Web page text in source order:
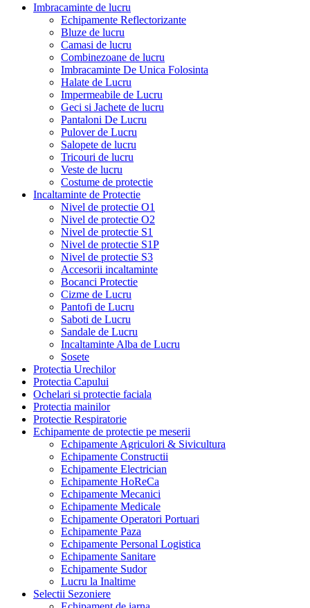
Imbracaminte de lucru
Echipamente Reflectorizante
Bluze de lucru
Camasi de lucru
Combinezoane de lucru
Imbracaminte De Unica Folosinta
Halate de Lucru
Impermeabile de Lucru
Geci si Jachete de lucru
Pantaloni De Lucru
Pulover de Lucru
Salopete de lucru
Tricouri de lucru
Veste de lucru
Costume de protectie
Incaltaminte de Protectie
Nivel de protectie O1
Nivel de protectie O2
Nivel de protectie S1
Nivel de protectie S1P
Nivel de protectie S3
Accesorii incaltaminte
Bocanci Protectie
Cizme de Lucru
Pantofi de Lucru
Saboti de Lucru
Sandale de Lucru
Incaltaminte Alba de Lucru
Sosete
Protectia Urechilor
Protectia Capului
Ochelari si protectie faciala
Protectia mainilor
Protectie Respiratorie
Echipamente de protectie pe meserii
Echipamente Agriculori & Sivicultura
Echipamente Constructii
Echipamente Electrician
Echipamente HoReCa
Echipamente Mecanici
Echipamente Medicale
Echipamente Operatori Portuari
Echipamente Paza
Echipamente Personal Logistica
Echipamente Sanitare
Echipamente Sudor
Lucru la Inaltime
Selectii Sezoniere